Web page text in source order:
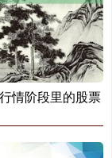
情阶段里的股票